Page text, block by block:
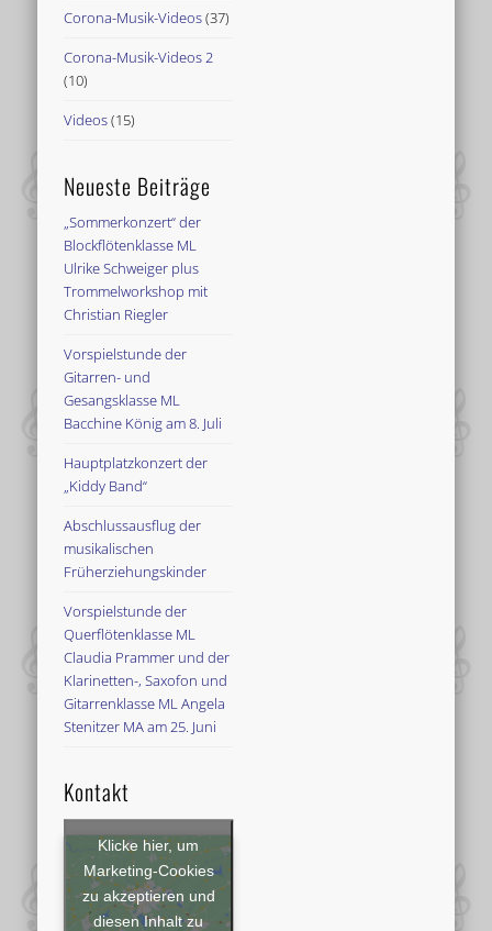
Corona-Musik-Videos(37)
Corona-Musik-Videos 2
(10)
Videos(15)
Neueste Beiträge
„Sommerkonzert“ der
Blockflötenklasse ML
Ulrike Schweiger plus
Trommelworkshop mit
Christian Riegler
Vorspielstunde der
Gitarren- und
Gesangsklasse ML
Bacchine König am 8. Juli
Hauptplatzkonzert der
„Kiddy Band“
Abschlussausflug der
musikalischen
Früherziehungskinder
Vorspielstunde der
Querflötenklasse ML
Claudia Prammer und der
Klarinetten-, Saxofon und
Gitarrenklasse ML Angela
Stenitzer MA am 25. Juni
Kontakt
Klicke hier, um
Marketing-Cookies
zu akzeptieren und
diesen Inhalt zu